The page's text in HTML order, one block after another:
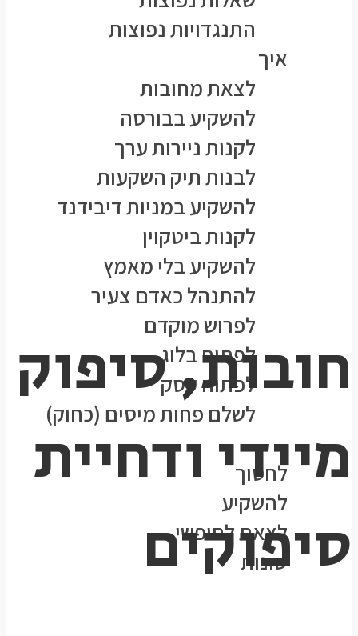
התנגדויות נפוצות
איך
לצאת מחובות
להשקיע בבורסה
לקנות ניירות ערך
לבנות תיק השקעות
להשקיע במניות דיבידנד
לקנות ביטקוין
להשקיע בלי מאמץ
להתנהל כאדם צעיר
לפרוש מוקדם
לפתוח בלוג
לפתוח עסק
לשלם פחות מיסים (כחוק)
נושאים
לחסוך
להשקיע
לצאת לחופשי
שונות
חובות, סיפוק
מיידי ודחיית
סיפוקים